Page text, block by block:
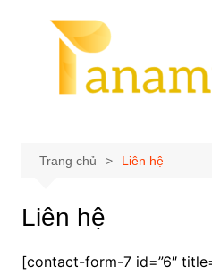
Trang chủ Liên hệ
Liên hệ
[contact-form-7 id=”6″